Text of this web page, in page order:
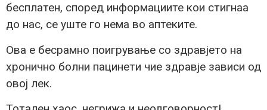
бесплатен, според информациите кои стигнаа
до нас, се уште го нема во аптеките.
Ова е бесрамно поигрување со здравјето на
хронично болни пацинети чие здравје зависи од
овој лек.